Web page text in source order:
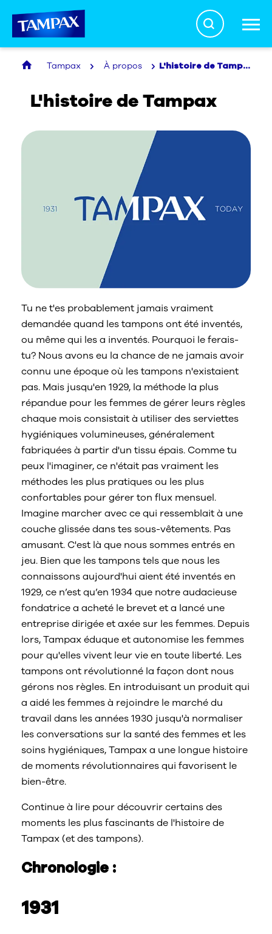
Search
Santé menstruelle
Nous contacter
Sélecteur de pays
Tampax À propos L'histoire de Tampax
L'histoire de Tampax
Tu ne t'es probablement jamais vraiment
demandée quand les tampons ont été inventés,
ou même qui les a inventés. Pourquoi le ferais-
tu? Nous avons eu la chance de ne jamais avoir
connu une époque où les tampons n'existaient
pas. Mais jusqu'en 1929, la méthode la plus
répandue pour les femmes de gérer leurs règles
chaque mois consistait à utiliser des serviettes
hygiéniques volumineuses, généralement
fabriquées à partir d'un tissu épais. Comme tu
peux l'imaginer, ce n'était pas vraiment les
méthodes les plus pratiques ou les plus
confortables pour gérer ton flux mensuel.
Imagine marcher avec ce qui ressemblait à une
couche glissée dans tes sous-vêtements. Pas
amusant. C'est là que nous sommes entrés en
jeu. Bien que les tampons tels que nous les
connaissons aujourd'hui aient été inventés en
1929, ce n’est qu’en 1934 que notre audacieuse
fondatrice a acheté le brevet et a lancé une
entreprise dirigée et axée sur les femmes. Depuis
lors, Tampax éduque et autonomise les femmes
pour qu'elles vivent leur vie en toute liberté. Les
tampons ont révolutionné la façon dont nous
gérons nos règles. En introduisant un produit qui
a aidé les femmes à rejoindre le marché du
travail dans les années 1930 jusqu'à normaliser
les conversations sur la santé des femmes et les
soins hygiéniques, Tampax a une longue histoire
de moments révolutionnaires qui favorisent le
bien-être.
Continue à lire pour découvrir certains des
moments les plus fascinants de l'histoire de
Tampax (et des tampons).
Chronologie :
1931